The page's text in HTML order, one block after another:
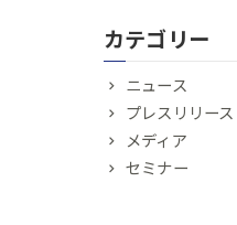
カテゴリー
ニュース
プレスリリース
メディア
セミナー